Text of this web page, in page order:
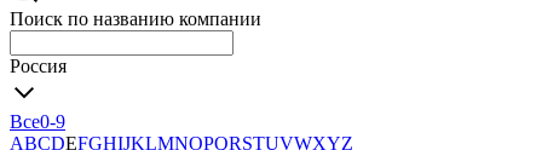
Поиск по названию компании
Россия
Все0-9
ABCDEFGHIJKLMNOPQRSTUVWXYZ